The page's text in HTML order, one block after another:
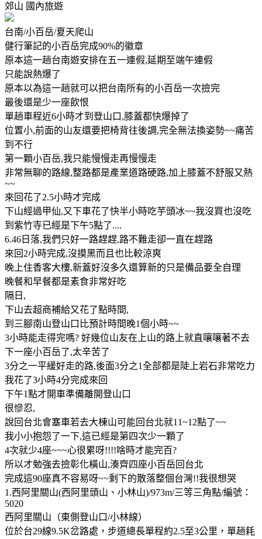
郊山 國內旅遊
台南/小百岳/夏天爬山
健行筆記的小百岳完成90%的徽章
原本這一趟台南遊安排在五一連假,延期至端午連假
只能說熱爆了
原本以為這一趟就可以把台南所有的小百岳一次撿完
最後還是少一座飲恨
單趟車程近6小時才到登山口,膝蓋都快爆掉了
位置小,前面的山友還要把椅背往後調,完全無法換姿勢~~痛苦
到不行
第一顆小百岳,我只能慢慢走再慢慢走
非常無聊的路線,整路都是產業道路硬路,加上膝蓋不舒服又熱
~~
來回花了2.5小時才完成
下山經過甲仙,又下車花了快半小時吃芋頭冰~~我沒買也沒吃
到紫竹寺已經是下午5點了....
6.46日落,我們只好一路趕趕,路不難走卻一直在趕路
來回2小時完成,沒摸黑而且也比較涼爽
晚上住香客大樓,新蓋好沒多久還算新的只是備品要全自理
晚餐和早餐都是素食非常好吃
隔日,
下山去超商補給又花了點時間,
到三腳南山登山口比預計時間晚1個小時~~
3小時能走得完嗎? 好幾位山友在上山的路上就直嚷嚷著不去
下一座小百岳了,太辛苦了
3分之一平緩好走的路,後面3分之1全部都是陡上岩石非常吃力
我花了3小時4分完成來回
下午1點才開車準備離開登山口
很慘忍,
說回台北會塞車若去大棟山可能回台北就11~12點了~~
我小小抱怨了一下,這已經是第四次少一顆了
4次就少4座~~~心很累呀!!!!啥時才能完百?
所以才勉強去撿彰化橫山,湊齊四座小百岳回台北
完成這90座真不容易呀~~剩下的散落整個台灣!!我很想哭
1.西阿里關山(西阿里頭山、小林山)/973m/三等三角點/編號：
5020
西阿里關山（東側登山口/小林線）
位於台29線9.5K岔路處，步道總長單程約2.5至3公里，單趟耗